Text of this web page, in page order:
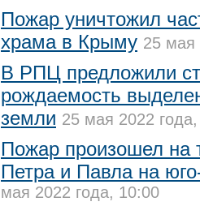
Пожар уничтожил
храма в Крыму 25 мая
В РПЦ предложили
рождаемость
земли 25 мая 2022
Пожар произошел на
Петра и Павла на
мая 2022 года, 10:00